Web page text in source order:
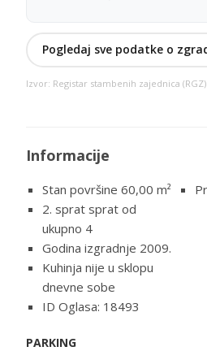
Pogledaj sve podatke o
Izvor: Registar stambenih zajednica (RGZ)
Informacije
Stan površine 60,00 m²
2. sprat sprat od
ukupno 4
Godina izgradnje 2009.
Kuhinja nije u sklopu
dnevne sobe
ID Oglasa: 18493
PARKING